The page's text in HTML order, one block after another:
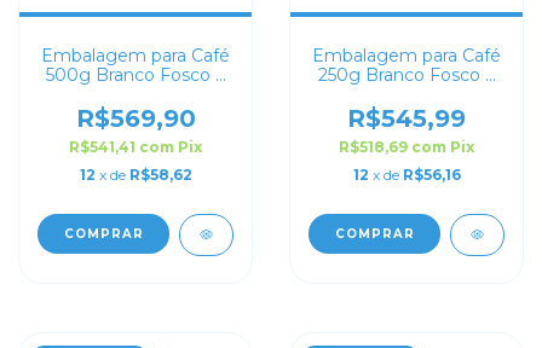
Embalagem para Café
500g Branco Fosco 4
R$569,90
R$541,41 com Pix
12 x de R$58,62
COMPRAR
Embalagem para Café
250g Branco Fosco 4
R$545,99
R$518,69 com Pix
12 x de R$56,16
COMPRAR